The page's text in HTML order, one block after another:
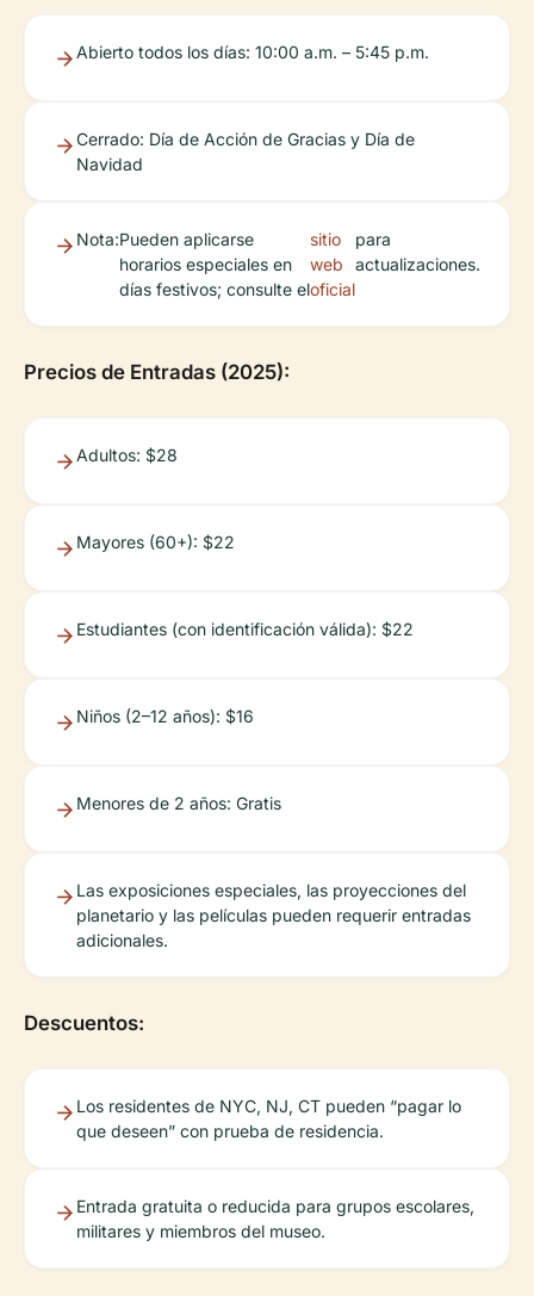
Abierto todos los días: 10:00 a.m. – 5:45 p.m.
Cerrado: Día de Acción de Gracias y Día de
Navidad
Nota:Pueden aplicarse
horarios especiales en
días festivos; consulte el
sitio
web
oficial
para
actualizaciones.
Precios de Entradas (2025):
Adultos: $28
Mayores (60+): $22
Estudiantes (con identificación válida): $22
Niños (2–12 años): $16
Menores de 2 años: Gratis
Las exposiciones especiales, las proyecciones del
planetario y las películas pueden requerir entradas
adicionales.
Descuentos:
Los residentes de NYC, NJ, CT pueden “pagar lo
que deseen” con prueba de residencia.
Entrada gratuita o reducida para grupos escolares,
militares y miembros del museo.